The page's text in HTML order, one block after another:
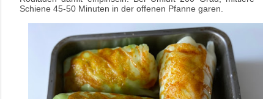
Schiene 45-50 Minuten in der offenen Pfanne garen.